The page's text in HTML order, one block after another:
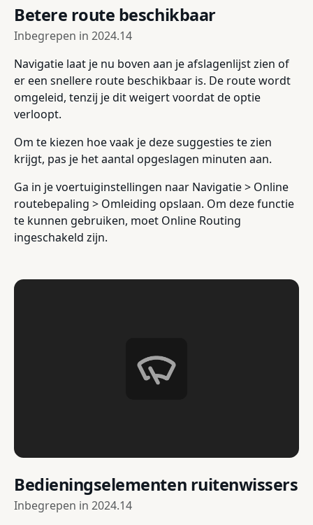
Betere route beschikbaar
Inbegrepen in 2024.14
Navigatie laat je nu boven aan je afslagenlijst zien of
er een snellere route beschikbaar is. De route wordt
omgeleid, tenzij je dit weigert voordat de optie
verloopt.
Om te kiezen hoe vaak je deze suggesties te zien
krijgt, pas je het aantal opgeslagen minuten aan.
Ga in je voertuiginstellingen naar Navigatie > Online
routebepaling > Omleiding opslaan. Om deze functie
te kunnen gebruiken, moet Online Routing
ingeschakeld zijn.
Bedieningselementen ruitenwissers
Inbegrepen in 2024.14